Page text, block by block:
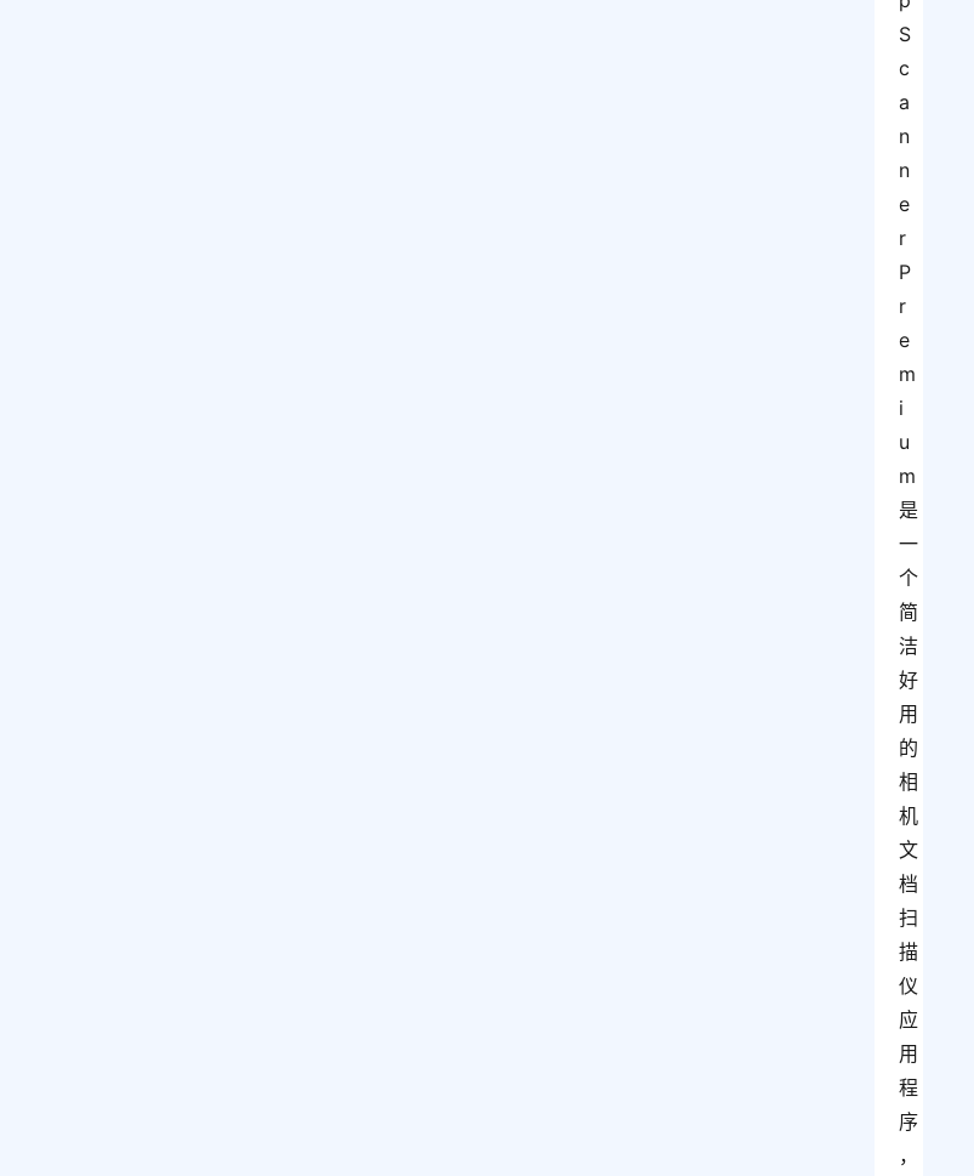
S
c
a
n
n
e
r
P
r
e
m
i
u
m
是
一
个
简
洁
好
用
的
相
机
文
档
扫
描
仪
应
用
程
序
，